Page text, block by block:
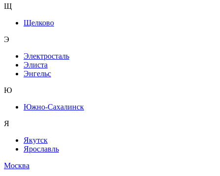
Щ
Щелково
Э
Электросталь
Элиста
Энгельс
Ю
Южно-Сахалинск
Я
Якутск
Ярославль
Москва